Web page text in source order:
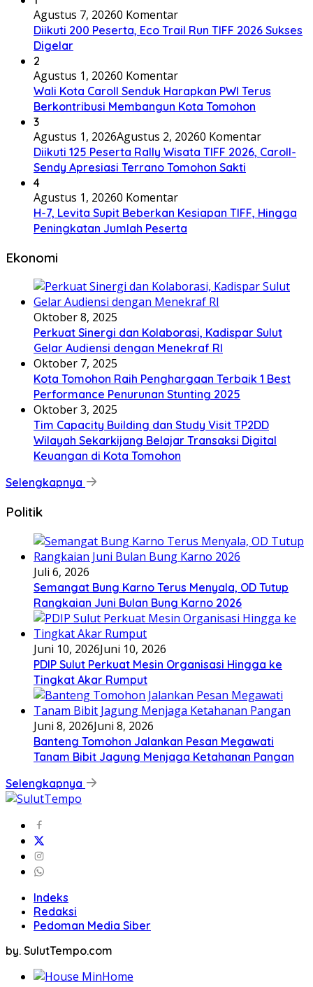
Agustus 7, 20260 Komentar
Diikuti 200 Peserta, Eco Trail Run TIFF 2026 Sukses
Digelar
2
Agustus 1, 20260 Komentar
Wali Kota Caroll Senduk Harapkan PWI Terus
Berkontribusi Membangun Kota Tomohon
3
Agustus 1, 2026Agustus 2, 20260 Komentar
Diikuti 125 Peserta Rally Wisata TIFF 2026, Caroll-
Sendy Apresiasi Terrano Tomohon Sakti
4
Agustus 1, 20260 Komentar
H-7, Levita Supit Beberkan Kesiapan TIFF, Hingga
Peningkatan Jumlah Peserta
Ekonomi
Oktober 8, 2025
Perkuat Sinergi dan Kolaborasi, Kadispar Sulut
Gelar Audiensi dengan Menekraf RI
Oktober 7, 2025
Kota Tomohon Raih Penghargaan Terbaik 1 Best
Performance Penurunan Stunting 2025
Oktober 3, 2025
Tim Capacity Building dan Study Visit TP2DD
Wilayah Sekarkijang Belajar Transaksi Digital
Keuangan di Kota Tomohon
Selengkapnya
Politik
Juli 6, 2026
Semangat Bung Karno Terus Menyala, OD Tutup
Rangkaian Juni Bulan Bung Karno 2026
Juni 10, 2026Juni 10, 2026
PDIP Sulut Perkuat Mesin Organisasi Hingga ke
Tingkat Akar Rumput
Juni 8, 2026Juni 8, 2026
Banteng Tomohon Jalankan Pesan Megawati
Tanam Bibit Jagung Menjaga Ketahanan Pangan
Selengkapnya
Indeks
Redaksi
Pedoman Media Siber
by. SulutTempo.com
Home